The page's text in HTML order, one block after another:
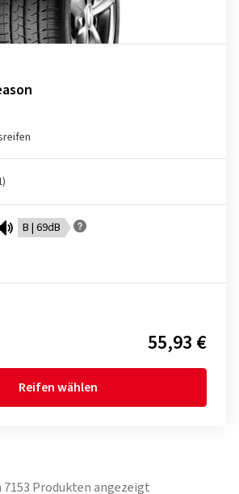
B | 69dB
55,93 €
Reifen wählen
7153 Produkten angezeigt